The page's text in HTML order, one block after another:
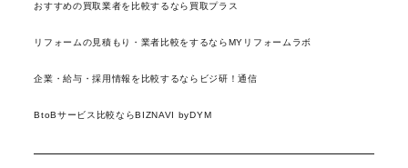
おすすめの買取業者を比較するなら買取プラス
リフォームの見積もり・業者比較をするならMYリフォームラボ
企業・給与・採用情報を比較するならビジ研！通信
BtoBサービス比較ならBIZNAVI byDYM